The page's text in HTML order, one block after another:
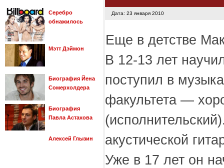
Серебро
обнажилось
Мэтт Дэймон
Биография Йена
Сомерхолдера
Биография
Павла Астахова
Алексей Глызин
Дата: 23 января 2010
Еще в детстве
В 12-13 лет
поступил в
факультета —
акустической
Уже в 17 лет он